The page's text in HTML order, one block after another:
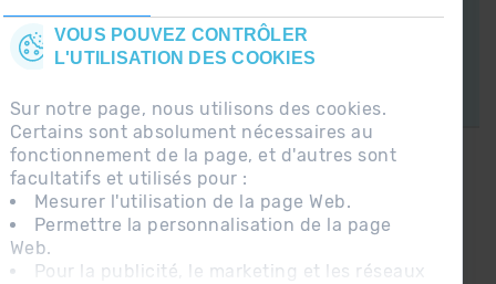
VOUS POUVEZ CONTRÔLER
L'UTILISATION DES COOKIES
Sur notre page, nous utilisons des cookies.
Certains sont absolument nécessaires au
fonctionnement de la page, et d'autres sont
facultatifs et utilisés pour :
Mesurer l'utilisation de la page Web.
Permettre la personnalisation de la page
Web.
Pour la publicité, le marketing et les réseaux
Maintenant, l'essentiel dans votre poche.
CONNECTEZ-VOUS À GRANDVALIRA!
Suivez-nous sur les Réseaux Sociaux et soyez